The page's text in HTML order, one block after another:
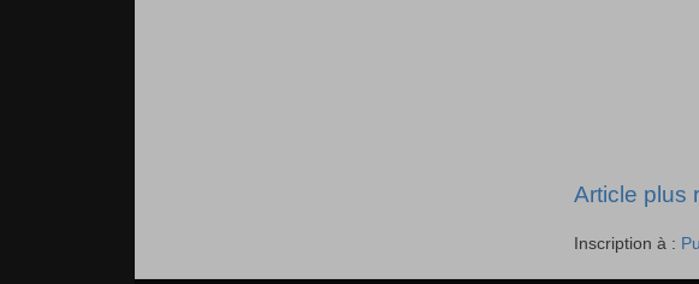
Article plus
Inscription à :